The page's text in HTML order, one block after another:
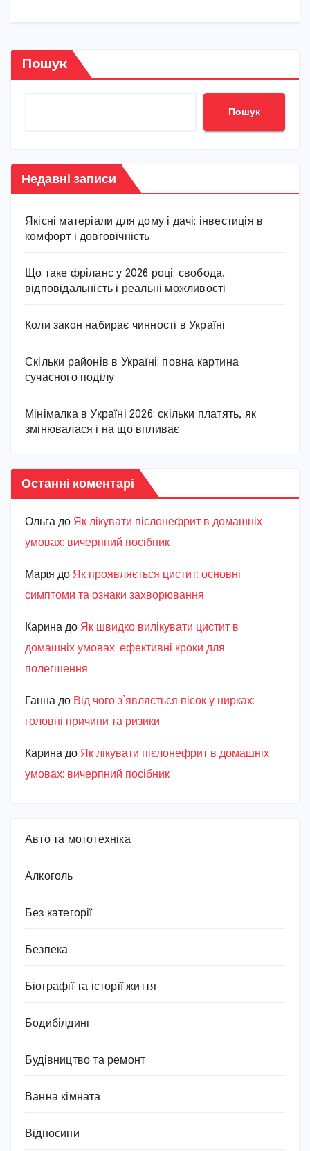
Пошук
Пошук
Недавні записи
Якісні матеріали для дому і дачі: інвестиція в
комфорт і довговічність
Що таке фріланс у 2026 році: свобода,
відповідальність і реальні можливості
Коли закон набирає чинності в Україні
Скільки районів в Україні: повна картина
сучасного поділу
Мінімалка в Україні 2026: скільки платять, як
змінювалася і на що впливає
Останні коментарі
Ольга до Як лікувати пієлонефрит в домашніх
умовах: вичерпний посібник
Марiя до Як проявляється цистит: основні
симптоми та ознаки захворювання
Карина до Як швидко вилікувати цистит в
домашніх умовах: ефективні кроки для
полегшення
Ганна до Від чого з’являється пісок у нирках:
головні причини та ризики
Карина до Як лікувати пієлонефрит в домашніх
умовах: вичерпний посібник
Авто та мототехніка
Алкоголь
Без категорії
Безпека
Біографії та історії життя
Бодибілдинг
Будівництво та ремонт
Ванна кімната
Відносини